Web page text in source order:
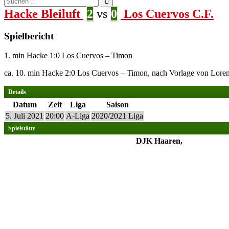
nach:
Hacke Bleiluft 2 vs 0 Los Cuervos C.F.
Spielbericht
1. min Hacke 1:0 Los Cuervos – Timon
ca. 10. min Hacke 2:0 Los Cuervos – Timon, nach Vorlage von
Details
Datum Zeit Liga
Saison
5. Juli 2021 20:00 A-Liga 2020/2021 Liga
Spielstätte
DJK Haaren,